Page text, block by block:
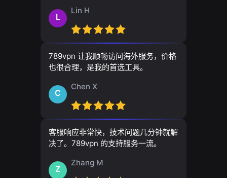
L
Lin H
789vpn 让我顺畅访问海外服务，价格
也很合理，是我的首选工具。
C
Chen X
客服响应非常快，技术问题几分钟就解
决了。789vpn 的支持服务一流。
Z
Zhang M